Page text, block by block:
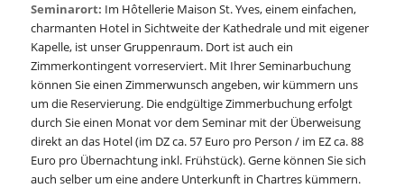
Seminarort: Im Hôtellerie Maison St. Yves, einem einfachen,
charmanten Hotel in Sichtweite der Kathedrale und mit eigener
Kapelle, ist unser Gruppenraum. Dort ist auch ein
Zimmerkontingent vorreserviert. Mit Ihrer Seminarbuchung
können Sie einen Zimmerwunsch angeben, wir kümmern uns
um die Reservierung. Die endgültige Zimmerbuchung erfolgt
durch Sie einen Monat vor dem Seminar mit der Überweisung
direkt an das Hotel (im DZ ca. 57 Euro pro Person / im EZ ca. 88
Euro pro Übernachtung inkl. Frühstück). Gerne können Sie sich
auch selber um eine andere Unterkunft in Chartres kümmern.